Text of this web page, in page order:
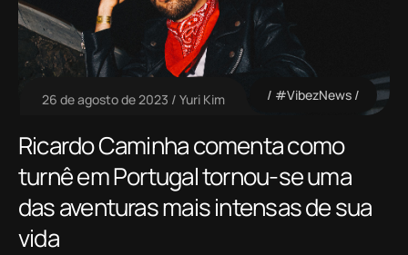
26 de agosto de 2023 Yuri Kim #VibezNews
Ricardo Caminha comenta como
turnê em Portugal tornou-se uma
das aventuras mais intensas de sua
vida